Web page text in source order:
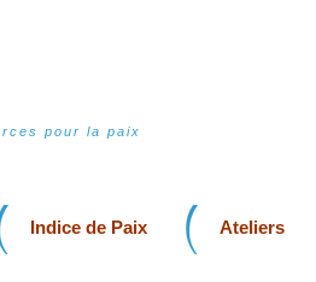
pour la paix
Indice de Paix Ateliers